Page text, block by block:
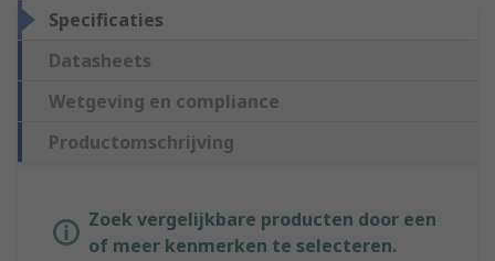
Specificaties
Datasheets
Wetgeving en compliance
Productomschrijving
Zoek vergelijkbare producten door een
of meer kenmerken te selecteren.